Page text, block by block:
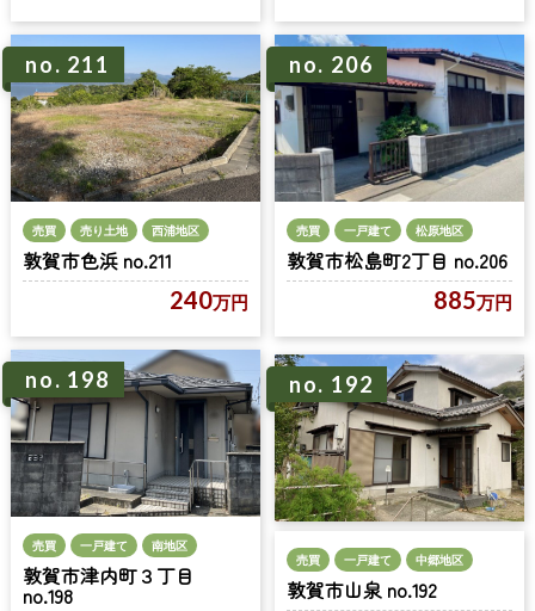
no. 211
売買 売り土地 西浦地区
敦賀市色浜 no.211
240万円
no. 206
売買 一戸建て 松原地区
敦賀市松島町2丁目 no.206
885万円
no. 198
売買 一戸建て 南地区
敦賀市津内町３丁目
no.198
no. 192
売買 一戸建て 中郷地区
敦賀市山泉 no.192